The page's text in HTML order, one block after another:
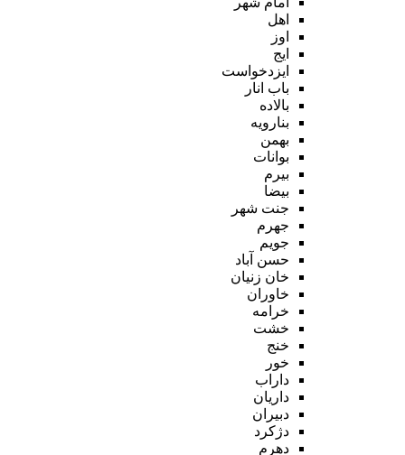
اهل
اوز
ایج
ایزدخواست
باب انار
بالاده
بنارویه
بهمن
بوانات
بیرم
بیضا
جنت شهر
جهرم
جویم
حسن آباد
خان زنیان
خاوران
خرامه
خشت
خنج
خور
داراب
داریان
دبیران
دژکرد
دهرم